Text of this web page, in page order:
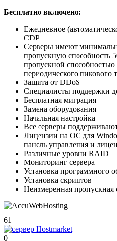
Бесплатно включено:
Ежедневное
CDP
Серверы имеют
пропускную способность
пропускной способностью
периодического пикового
Защита от DDoS
Специалисты поддержки
Бесплатная миграция
Замена оборудования
Начальная настройка
Все серверы
Лицензии на ОС для
панель управления и
Различные уровни RAID
Мониторинг сервера
Установка программного
Установка скриптов
Неизмеренная пропускная
61
0